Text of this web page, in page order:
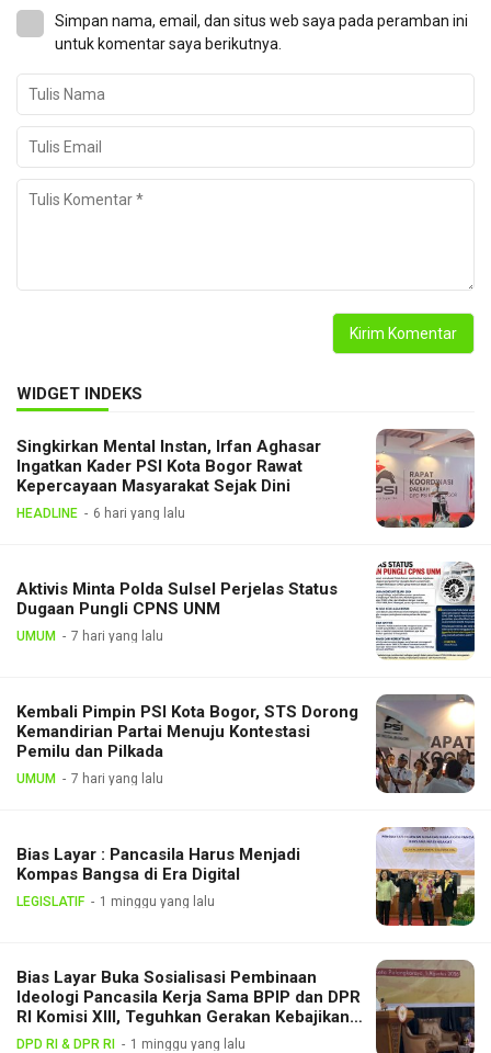
Simpan nama, email, dan situs web saya pada peramban ini
untuk komentar saya berikutnya.
WIDGET INDEKS
Singkirkan Mental Instan, Irfan Aghasar
Ingatkan Kader PSI Kota Bogor Rawat
Kepercayaan Masyarakat Sejak Dini
HEADLINE 6 hari yang lalu
Aktivis Minta Polda Sulsel Perjelas Status
Dugaan Pungli CPNS UNM
UMUM 7 hari yang lalu
Kembali Pimpin PSI Kota Bogor, STS Dorong
Kemandirian Partai Menuju Kontestasi
Pemilu dan Pilkada
UMUM 7 hari yang lalu
Bias Layar : Pancasila Harus Menjadi
Kompas Bangsa di Era Digital
LEGISLATIF 1 minggu yang lalu
Bias Layar Buka Sosialisasi Pembinaan
Ideologi Pancasila Kerja Sama BPIP dan DPR
RI Komisi XIII, Teguhkan Gerakan Kebajikan
Pancasila di Tengah Masyarakat
DPD RI & DPR RI 1 minggu yang lalu